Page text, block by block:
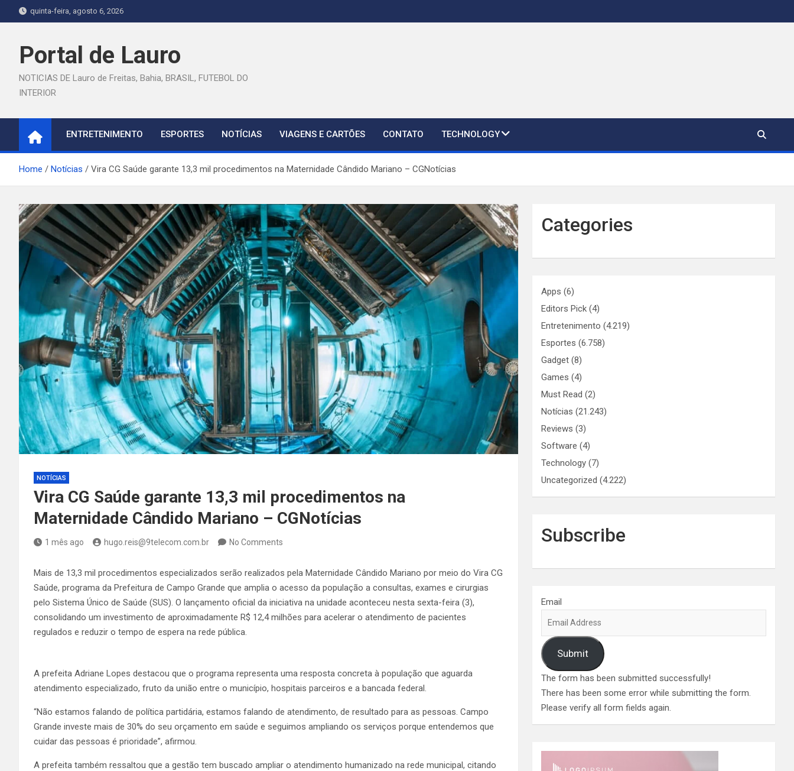
to
quinta-feira, agosto 6, 2026
Portal de Lauro
NOTICIAS DE Lauro de Freitas, Bahia, BRASIL, FUTEBOL DO
INTERIOR
ENTRETENIMENTO ESPORTES NOTÍCIAS VIAGENS E CARTÕES CONTATO TECHNOLOGY
Home Notícias Vira CG Saúde garante 13,3 mil procedimentos na Maternidade Cândido Mariano – CGNotícias
NOTÍCIAS
Vira CG Saúde garante 13,3 mil procedimentos na
Maternidade Cândido Mariano – CGNotícias
1 mês ago hugo.reis@9telecom.com.br No Comments
Mais de 13,3 mil procedimentos especializados serão realizados pela Maternidade Cândido Mariano por meio do Vira CG
Saúde, programa da Prefeitura de Campo Grande que amplia o acesso da população a consultas, exames e cirurgias
pelo Sistema Único de Saúde (SUS). O lançamento oficial da iniciativa na unidade aconteceu nesta sexta-feira (3),
consolidando um investimento de aproximadamente R$ 12,4 milhões para acelerar o atendimento de pacientes
regulados e reduzir o tempo de espera na rede pública.
A prefeita Adriane Lopes destacou que o programa representa uma resposta concreta à população que aguarda
atendimento especializado, fruto da união entre o município, hospitais parceiros e a bancada federal.
“Não estamos falando de política partidária, estamos falando de atendimento, de resultado para as pessoas. Campo
Grande investe mais de 30% do seu orçamento em saúde e seguimos ampliando os serviços porque entendemos que
cuidar das pessoas é prioridade”, afirmou.
A prefeita também ressaltou que a gestão tem buscado ampliar o atendimento humanizado na rede municipal, citando
Categories
Apps (6)
Editors Pick (4)
Entretenimento (4.219)
Esportes (6.758)
Gadget (8)
Games (4)
Must Read (2)
Notícias (21.243)
Reviews (3)
Software (4)
Technology (7)
Uncategorized (4.222)
Subscribe
Email
Submit
The form has been submitted successfully!
There has been some error while submitting the form.
Please verify all form fields again.